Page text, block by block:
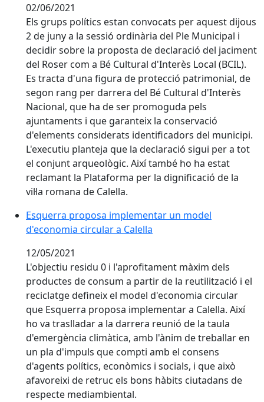
02/06/2021
Els grups polítics estan convocats per aquest dijous
2 de juny a la sessió ordinària del Ple Municipal i
decidir sobre la proposta de declaració del jaciment
del Roser com a Bé Cultural d'Interès Local (BCIL).
Es tracta d'una figura de protecció patrimonial, de
segon rang per darrera del Bé Cultural d'Interès
Nacional, que ha de ser promoguda pels
ajuntaments i que garanteix la conservació
d'elements considerats identificadors del municipi.
L'executiu planteja que la declaració sigui per a tot
el conjunt arqueològic. Així també ho ha estat
reclamant la Plataforma per la dignificació de la
vil·la romana de Calella.
Esquerra proposa implementar un model
Esquerra proposa implementar un model
d'economia circular a Calella
12/05/2021
L'objectiu residu 0 i l'aprofitament màxim dels
productes de consum a partir de la reutilització i el
reciclatge defineix el model d'economia circular
que Esquerra proposa implementar a Calella. Així
ho va traslladar a la darrera reunió de la taula
d'emergència climàtica, amb l'ànim de treballar en
un pla d'impuls que compti amb el consens
d'agents polítics, econòmics i socials, i que això
afavoreixi de retruc els bons hàbits ciutadans de
respecte mediambiental.